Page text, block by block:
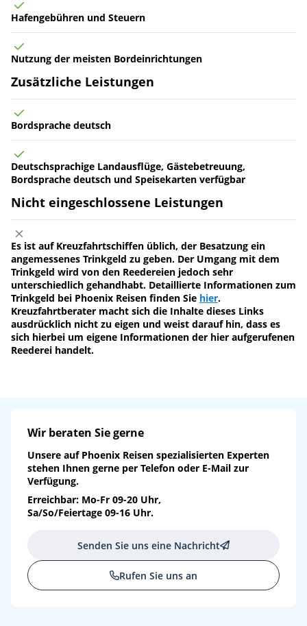
Hafengebühren und Steuern
Nutzung der meisten Bordeinrichtungen
Zusätzliche Leistungen
Bordsprache deutsch
Deutschsprachige Landausflüge, Gästebetreuung,
Bordsprache deutsch und Speisekarten verfügbar
Nicht eingeschlossene Leistungen
Es ist auf Kreuzfahrtschiffen üblich, der Besatzung ein
angemessenes Trinkgeld zu geben. Der Umgang mit dem
Trinkgeld wird von den Reedereien jedoch sehr
unterschiedlich gehandhabt. Detaillierte Informationen zum
Trinkgeld bei Phoenix Reisen finden Sie hier.
Kreuzfahrtberater macht sich die Inhalte dieses Links
ausdrücklich nicht zu eigen und weist darauf hin, dass es
sich hierbei um eigene Informationen der hier aufgerufenen
Reederei handelt.
Wir beraten Sie gerne
Unsere auf Phoenix Reisen spezialisierten Experten
stehen Ihnen gerne per Telefon oder E-Mail zur
Verfügung.
Erreichbar: Mo-Fr 09-20 Uhr,
Sa/So/Feiertage 09-16 Uhr.
Senden Sie uns eine Nachricht
Rufen Sie uns an